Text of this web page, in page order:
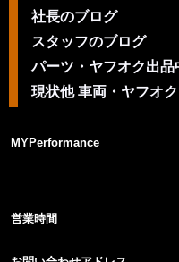
社長のブログ
スタッフのブログ
パーツ・ヤフオク出品
現状他 車両・ヤフオ
MYPerformance
営業時間